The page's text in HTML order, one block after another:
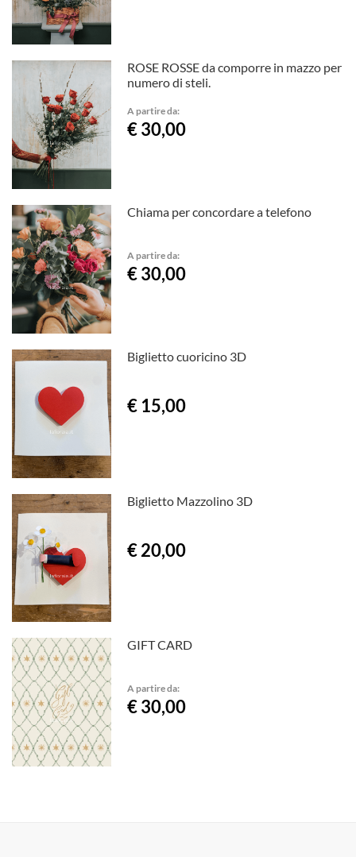
ROSE ROSSE da comporre in mazzo per
numero di steli.
A partire da:
€ 30,00
Chiama per concordare a telefono
A partire da:
€ 30,00
Biglietto cuoricino 3D
€ 15,00
Biglietto Mazzolino 3D
€ 20,00
GIFT CARD
A partire da:
€ 30,00